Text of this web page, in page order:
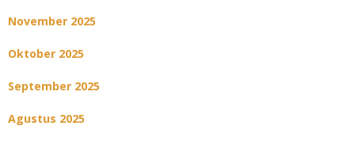
November 2025
Oktober 2025
September 2025
Agustus 2025